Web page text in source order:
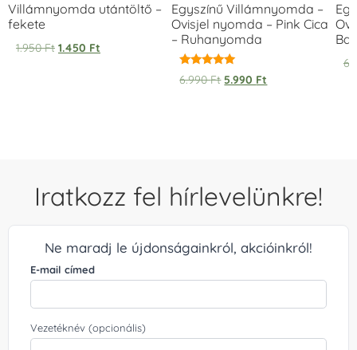
Villámnyomda utántöltő –
fekete
1.950Ft 1.450 Ft
Egyszínű Villámnyomda –
Ovisjel nyomda – Pink Cica
– Ruhanyomda
Értékelés:
5.00
6.990Ft 5.990 Ft
Iratkozz fel hírlevelünkre!
Ne maradj le újdonságainkról, akcióinkról!
E-mail címed
Vezetéknév (opcionális)